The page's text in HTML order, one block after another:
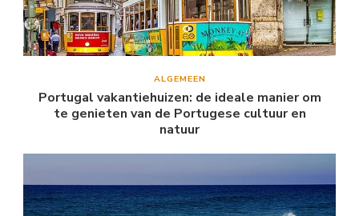
ALGEMEEN
Portugal vakantiehuizen: de ideale manier om
te genieten van de Portugese cultuur en
natuur